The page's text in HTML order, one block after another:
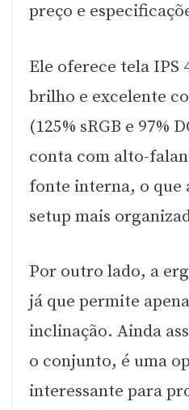
preço e
Ele oferece tela IPS
brilho e excelente
(125% sRGB e 97%
conta com alto-
fonte interna, o que
setup mais
Por outro lado, a
já que permite
inclinação. Ainda
o conjunto, é uma
interessante para